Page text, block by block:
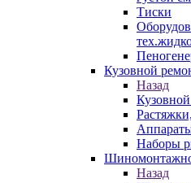
Тиски
Кузовной
Назад
Наборы
Назад